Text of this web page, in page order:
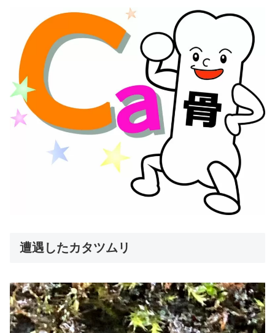
遭遇したカタツムリ